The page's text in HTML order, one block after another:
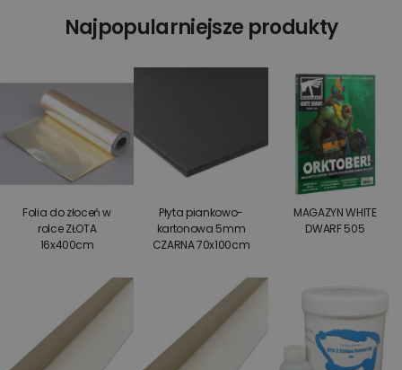
Najpopularniejsze produkty
Folia do złoceń w
rolce ZŁOTA
16x400cm
Płyta piankowo-
kartonowa 5mm
CZARNA 70x100cm
MAGAZYN WHITE
DWARF 505